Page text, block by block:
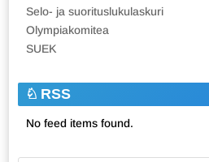
Selo- ja suorituslukulaskuri
Olympiakomitea
SUEK
RSS
No feed items found.